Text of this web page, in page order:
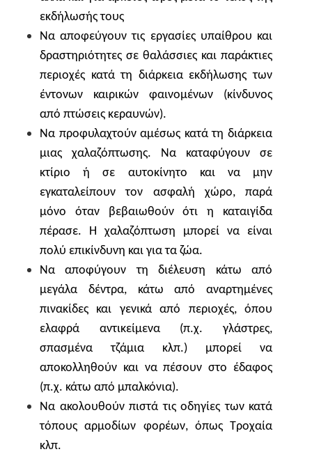
εκδήλωσής τους
Να αποφεύγουν τις εργασίες υπαίθρου και
δραστηριότητες σε θαλάσσιες και παράκτιες
περιοχές κατά τη διάρκεια εκδήλωσης των
έντονων καιρικών φαινομένων (κίνδυνος
από πτώσεις κεραυνών).
Να προφυλαχτούν αμέσως κατά τη διάρκεια
μιας χαλαζόπτωσης. Να καταφύγουν σε
κτίριο ή σε αυτοκίνητο και να μην
εγκαταλείπουν τον ασφαλή χώρο, παρά
μόνο όταν βεβαιωθούν ότι η καταιγίδα
πέρασε. Η χαλαζόπτωση μπορεί να είναι
πολύ επικίνδυνη και για τα ζώα.
Να αποφύγουν τη διέλευση κάτω από
μεγάλα δέντρα, κάτω από αναρτημένες
πινακίδες και γενικά από περιοχές, όπου
ελαφρά αντικείμενα (π.χ. γλάστρες,
σπασμένα τζάμια κλπ.) μπορεί να
αποκολληθούν και να πέσουν στο έδαφος
(π.χ. κάτω από μπαλκόνια).
Να ακολουθούν πιστά τις οδηγίες των κατά
τόπους αρμοδίων φορέων, όπως Τροχαία
κλπ.